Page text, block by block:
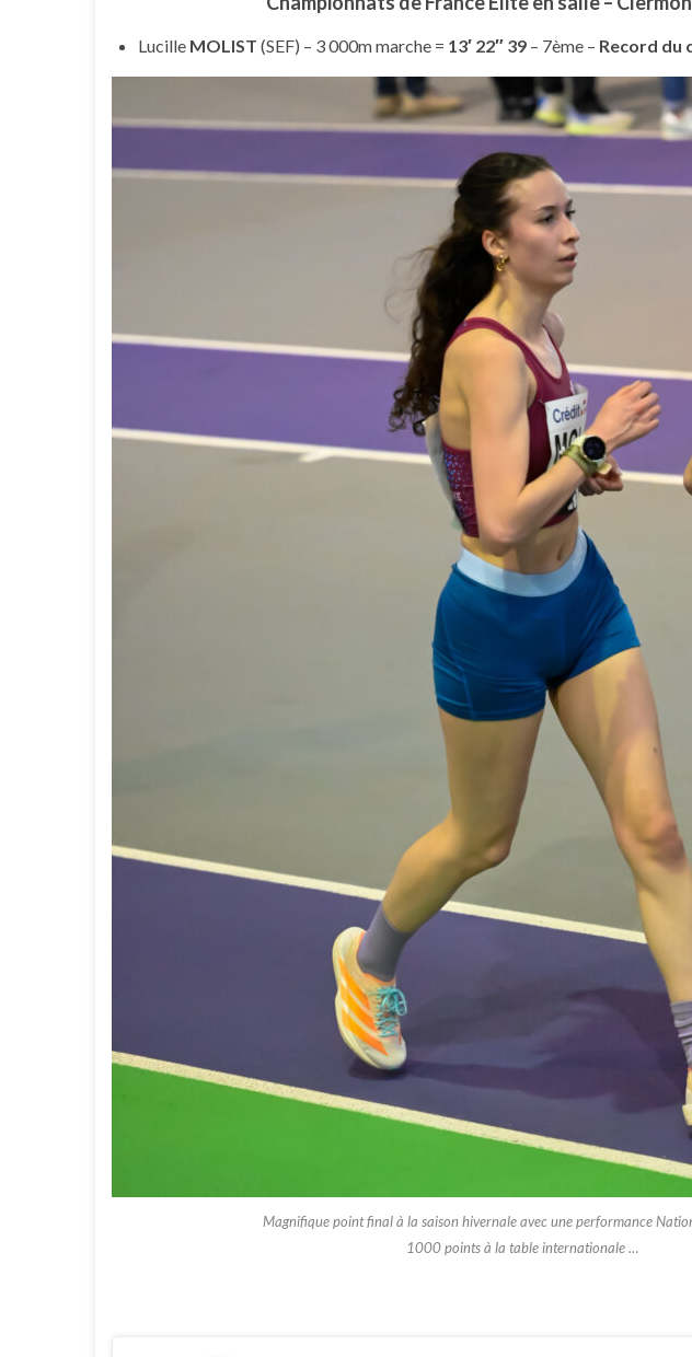
Lucille MOLIST (SEF) – 3 000m marche = 13′ 22″ 39 – 7ème – Record du
Magnifique point final à la saison hivernale avec une performance
1000 points à la table internationale …